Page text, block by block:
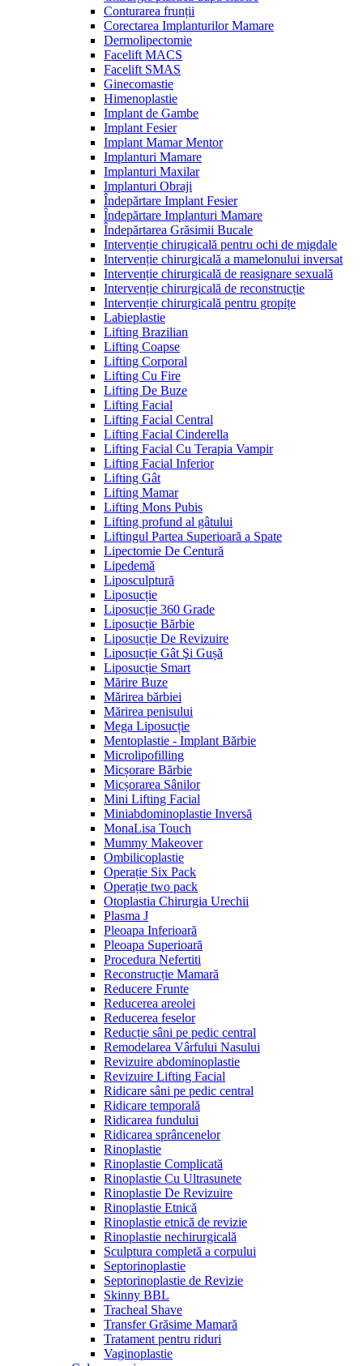
Conturarea frunții
Corectarea Implanturilor Mamare
Dermolipectomie
Facelift MACS
Facelift SMAS
Ginecomastie
Himenoplastie
Implant de Gambe
Implant Fesier
Implant Mamar Mentor
Implanturi Mamare
Implanturi Maxilar
Implanturi Obraji
Îndepărtare Implant Fesier
Îndepărtare Implanturi Mamare
Îndepărtarea Grăsimii Bucale
Intervenție chirugicală pentru ochi de migdale
Intervenție chirurgicală a mamelonului inversat
Intervenție chirurgicală de reasignare sexuală
Intervenție chirurgicală de reconstrucție
Intervenție chirurgicală pentru gropițe
Labieplastie
Lifting Brazilian
Lifting Coapse
Lifting Corporal
Lifting Cu Fire
Lifting De Buze
Lifting Facial
Lifting Facial Central
Lifting Facial Cinderella
Lifting Facial Cu Terapia Vampir
Lifting Facial Inferior
Lifting Gât
Lifting Mamar
Lifting Mons Pubis
Lifting profund al gâtului
Liftingul Partea Superioară a Spate
Lipectomie De Centură
Lipedemă
Liposculptură
Liposucție
Liposucție 360 Grade
Liposucție Bărbie
Liposucție De Revizuire
Liposucție Gât Şi Gușă
Liposucție Smart
Mărire Buze
Mărirea bărbiei
Mărirea penisului
Mega Liposucție
Mentoplastie - Implant Bărbie
Microlipofilling
Micșorare Bărbie
Micșorarea Sânilor
Mini Lifting Facial
Miniabdominoplastie Inversă
MonaLisa Touch
Mummy Makeover
Ombilicoplastie
Operație Six Pack
Operație two pack
Otoplastia Chirurgia Urechii
Plasma J
Pleoapa Inferioară
Pleoapa Superioară
Procedura Nefertiti
Reconstrucție Mamară
Reducere Frunte
Reducerea areolei
Reducerea feselor
Reducție sâni pe pedic central
Remodelarea Vârfului Nasului
Revizuire abdominoplastie
Revizuire Lifting Facial
Ridicare sâni pe pedic central
Ridicare temporală
Ridicarea fundului
Ridicarea sprâncenelor
Rinoplastie
Rinoplastie Complicată
Rinoplastie Cu Ultrasunete
Rinoplastie De Revizuire
Rinoplastie Etnică
Rinoplastie etnică de revizie
Rinoplastie nechirurgicală
Sculptura completă a corpului
Septorinoplastie
Septorinoplastie de Revizie
Skinny BBL
Tracheal Shave
Transfer Grăsime Mamară
Tratament pentru riduri
Vaginoplastie